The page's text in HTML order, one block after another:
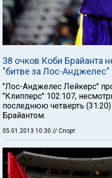
38 очков Коби Брайанта
"битве за Лос-Анджелес"
"Лос-Анджелес Лейкерс"
"Клипперс" 102:107,
последнюю четверть
Брайантом.
05.01.2013 10:30 // Спорт